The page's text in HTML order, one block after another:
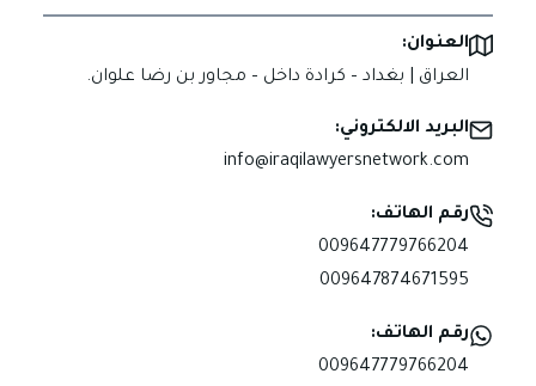
العنوان:
العراق | بغداد – كرادة داخل – مجاور بن رضا علوان.
البريد الالكتروني:
info@iraqilawyersnetwork.com
رقم الهاتف:
009647779766204
009647874671595
رقم الهاتف:
009647779766204